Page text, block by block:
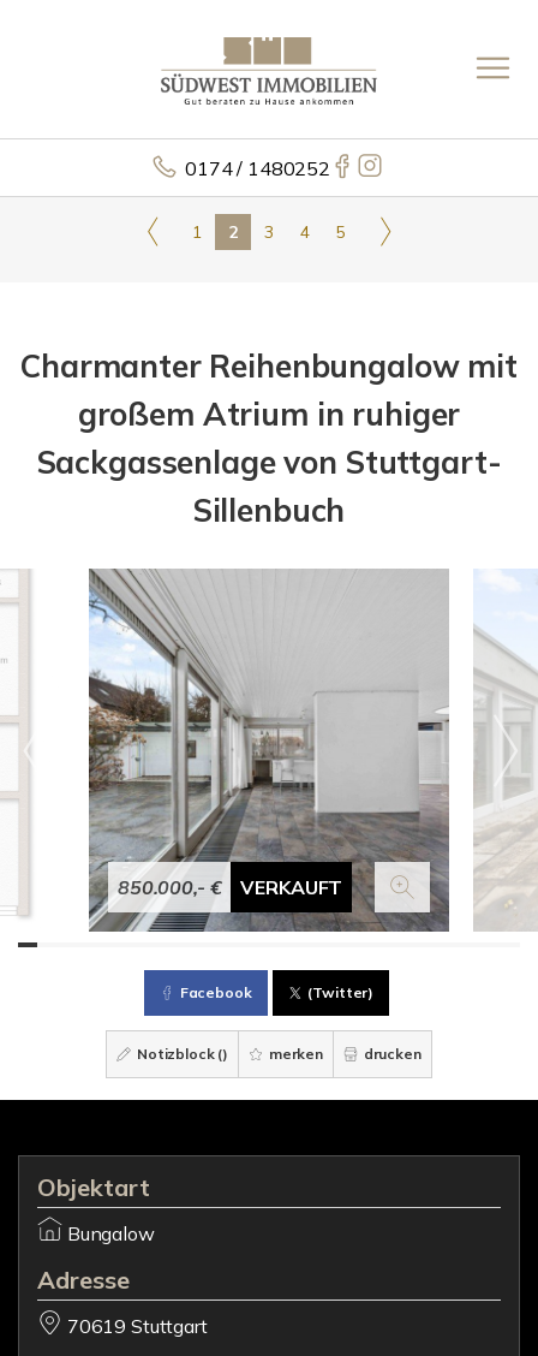
0174 / 1480252
1 2 3 4 5
Charmanter Reihenbungalow mit
großem Atrium in ruhiger
Sackgassenlage von Stuttgart-
Sillenbuch
850.000,- € VERKAUFT
Facebook (Twitter)
Notizblock () merken drucken
Objektart
Bungalow
Adresse
70619 Stuttgart